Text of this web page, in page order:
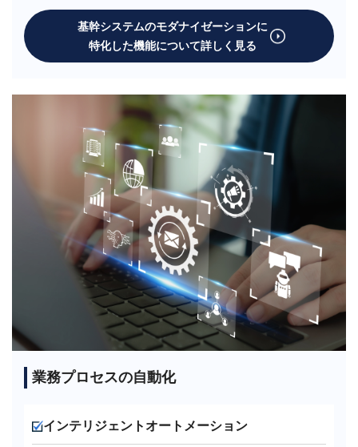
基幹システムのモダナイゼーションに
特化した機能について詳しく見る
業務プロセスの自動化
インテリジェントオートメーション